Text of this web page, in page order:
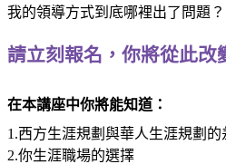
我的領導方式到底哪裡出了問題？
請立刻報名，你將從此改
在本講座中你將能知道：
1.西方生涯規劃與華人生涯規劃的
2.你生涯職場的選擇